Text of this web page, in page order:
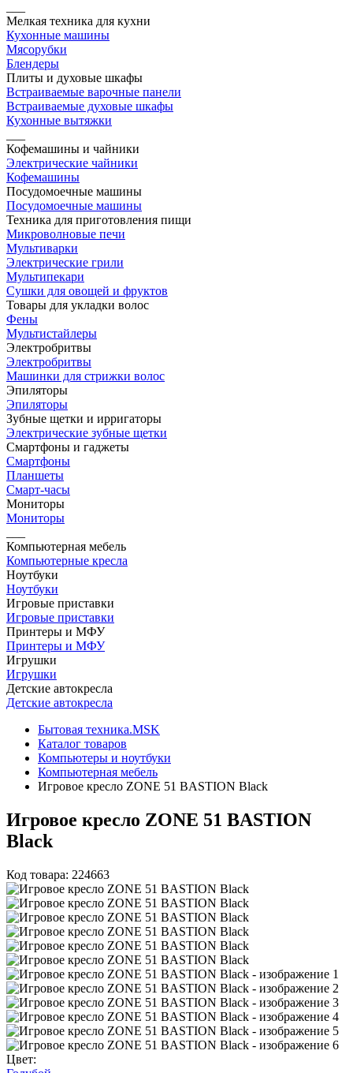
Мелкая техника для кухни
Кухонные машины
Мясорубки
Блендеры
Плиты и духовые шкафы
Встраиваемые варочные панели
Встраиваемые духовые шкафы
Кухонные вытяжки
Кофемашины и чайники
Электрические чайники
Кофемашины
Посудомоечные машины
Посудомоечные машины
Техника для приготовления пищи
Микроволновые печи
Мультиварки
Электрические грили
Мультипекари
Сушки для овощей и фруктов
Товары для укладки волос
Фены
Мультистайлеры
Электробритвы
Электробритвы
Машинки для стрижки волос
Эпиляторы
Эпиляторы
Зубные щетки и ирригаторы
Электрические зубные щетки
Смартфоны и гаджеты
Смартфоны
Планшеты
Смарт-часы
Мониторы
Мониторы
Компьютерная мебель
Компьютерные кресла
Ноутбуки
Ноутбуки
Игровые приставки
Игровые приставки
Принтеры и МФУ
Принтеры и МФУ
Игрушки
Игрушки
Детские автокресла
Детские автокресла
Бытовая техника.MSK
Каталог товаров
Компьютеры и ноутбуки
Компьютерная мебель
Игровое кресло ZONE 51 BASTION Black
Игровое кресло ZONE 51 BASTION
Black
Код товара: 224663
Цвет: